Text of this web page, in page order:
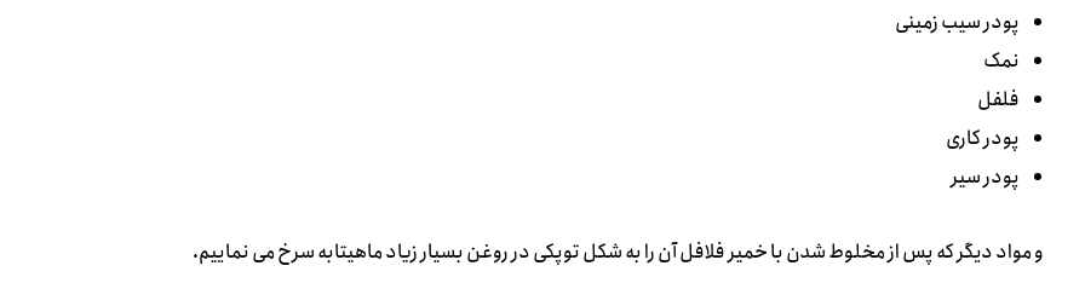
پودر سیب زمینی
نمک
فلفل
پودر کاری
پودر سیر
و مواد دیگر که پس از مخلوط شدن با خمیر فلافل آن را به شکل توپکی در روغن بسیار زیاد ماهیتابه سرخ می نماییم.